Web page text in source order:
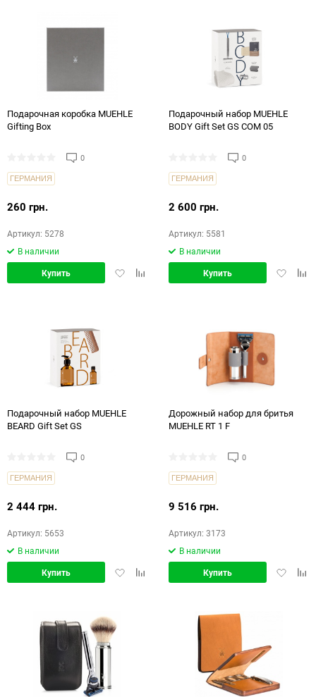
Подарочная коробка MUEHLE
Gifting Box
0
ГЕРМАНИЯ
260 грн.
Артикул: 5278
В наличии
ДобавитьДобавить
Купить
Подарочный набор MUEHLE
BODY Gift Set GS COM 05
0
ГЕРМАНИЯ
2 600 грн.
Артикул: 5581
В наличии
Купить
Подарочный набор MUEHLE
BEARD Gift Set GS
0
ГЕРМАНИЯ
2 444 грн.
Артикул: 5653
В наличии
ДобавитьДобавить
Купить
Дорожный набор для бритья
MUEHLE RT 1 F
0
ГЕРМАНИЯ
9 516 грн.
Артикул: 3173
В наличии
Купить